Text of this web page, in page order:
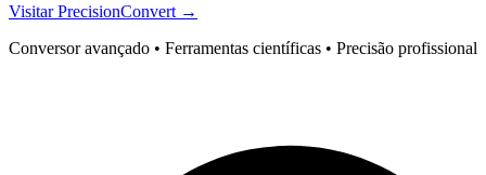
Visitar PrecisionConvert →
Conversor avançado • Ferramentas científicas • Precisão profissional